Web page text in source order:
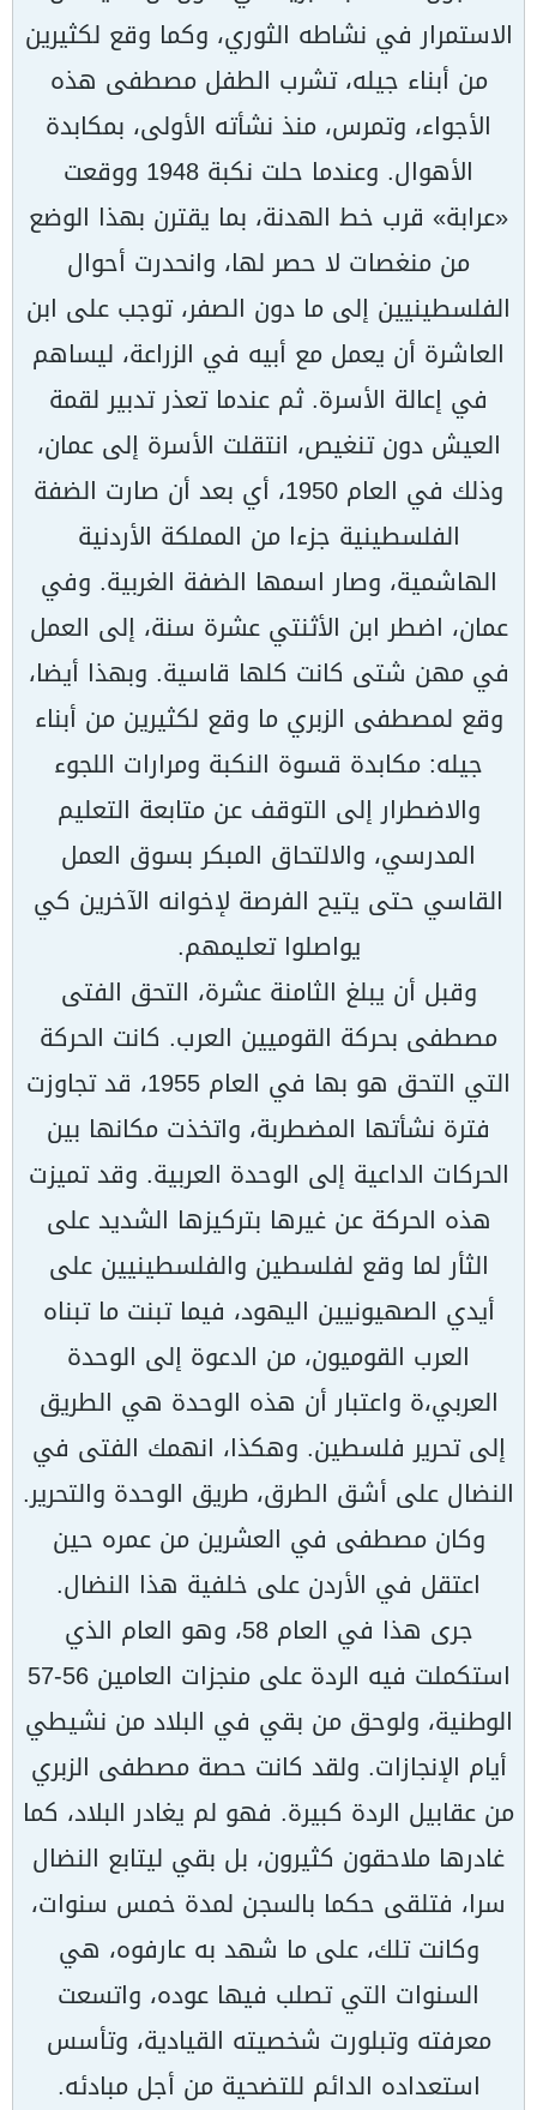
الاستمرار في نشاطه الثوري، وكما وقع لكثيرين
من أبناء جيله، تشرب الطفل مصطفى هذه
الأجواء، وتمرس، منذ نشأته الأولى، بمكابدة
الأهوال. وعندما حلت نكبة 1948 ووقعت
«عرابة» قرب خط الهدنة، بما يقترن بهذا الوضع
من منغصات لا حصر لها، وانحدرت أحوال
الفلسطينيين إلى ما دون الصفر، توجب على ابن
العاشرة أن يعمل مع أبيه في الزراعة، ليساهم
في إعالة الأسرة. ثم عندما تعذر تدبير لقمة
العيش دون تنغيص، انتقلت الأسرة إلى عمان،
وذلك في العام 1950، أي بعد أن صارت الضفة
الفلسطينية جزءا من المملكة الأردنية
الهاشمية، وصار اسمها الضفة الغربية. وفي
عمان، اضطر ابن الأثنتي عشرة سنة، إلى العمل
في مهن شتى كانت كلها قاسية. وبهذا أيضا،
وقع لمصطفى الزبري ما وقع لكثيرين من أبناء
جيله: مكابدة قسوة النكبة ومرارات اللجوء
والاضطرار إلى التوقف عن متابعة التعليم
المدرسي، والالتحاق المبكر بسوق العمل
القاسي حتى يتيح الفرصة لإخوانه الآخرين كي
يواصلوا تعليمهم.
وقبل أن يبلغ الثامنة عشرة، التحق الفتى
مصطفى بحركة القوميين العرب. كانت الحركة
التي التحق هو بها في العام 1955، قد تجاوزت
فترة نشأتها المضطربة، واتخذت مكانها بين
الحركات الداعية إلى الوحدة العربية. وقد تميزت
هذه الحركة عن غيرها بتركيزها الشديد على
الثأر لما وقع لفلسطين والفلسطينيين على
أيدي الصهيونيين اليهود، فيما تبنت ما تبناه
العرب القوميون، من الدعوة إلى الوحدة
العربي،ة واعتبار أن هذه الوحدة هي الطريق
إلى تحرير فلسطين. وهكذا، انهمك الفتى في
النضال على أشق الطرق، طريق الوحدة والتحرير.
وكان مصطفى في العشرين من عمره حين
اعتقل في الأردن على خلفية هذا النضال.
جرى هذا في العام 58، وهو العام الذي
استكملت فيه الردة على منجزات العامين 56-57
الوطنية، ولوحق من بقي في البلاد من نشيطي
أيام الإنجازات. ولقد كانت حصة مصطفى الزبري
من عقابيل الردة كبيرة. فهو لم يغادر البلاد، كما
غادرها ملاحقون كثيرون، بل بقي ليتابع النضال
سرا، فتلقى حكما بالسجن لمدة خمس سنوات،
وكانت تلك، على ما شهد به عارفوه، هي
السنوات التي تصلب فيها عوده، واتسعت
معرفته وتبلورت شخصيته القيادية، وتأسس
استعداده الدائم للتضحية من أجل مبادئه.